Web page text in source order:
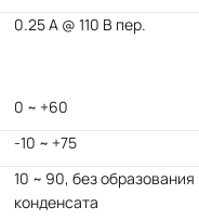
0.25 А @ 110 В пер.
0 ~ +60
-10 ~ +75
10 ~ 90, без образования
конденсата